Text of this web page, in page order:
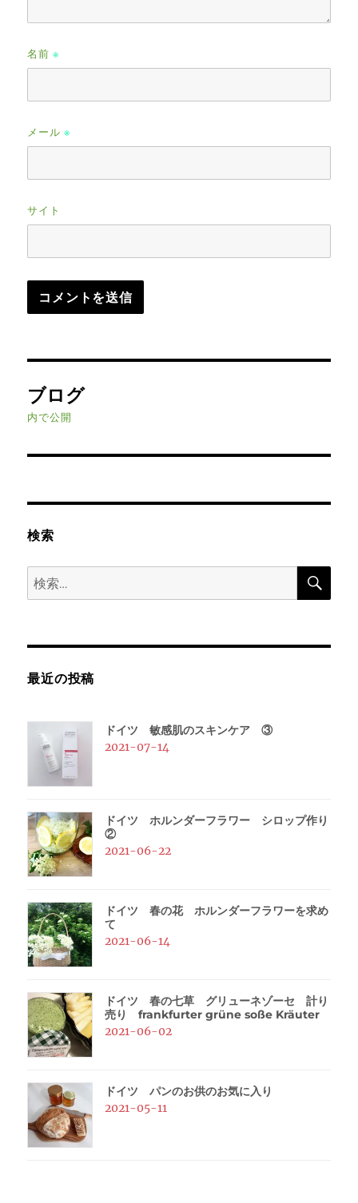
名前※
メール※
サイト
稿
ゲ
ー
シ
ン
ブログ
内で公開
検索
検
索:
検
最近の投稿
ドイツ 敏感肌のスキンケア ③
2021-07-14
ドイツ ホルンダーフラワー シロップ作り
②
2021-06-22
ドイツ 春の花 ホルンダーフラワーを求め
て
2021-06-14
ドイツ 春の七草 グリューネゾーセ 計り
売り frankfurter grüne soße Kräuter
2021-06-02
ドイツ パンのお供のお気に入り
2021-05-11